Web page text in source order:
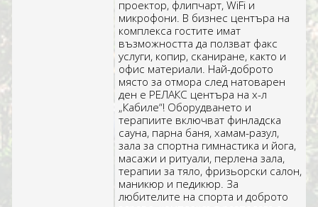
проектор, флипчарт, WiFi и
микрофони. В бизнес центъра на
комплекса гостите имат
възможността да ползват факс
услуги, копир, сканиране, както и
офис материали. Най-доброто
място за отмора след натоварен
ден е РЕЛАКС центъра на х-л
„Кабиле“! Оборудването и
терапиите включват финладска
сауна, парна баня, хамам-разул,
зала за спортна гимнастика и йога,
масажи и ритуали, перлена зала,
терапии за тяло, фризьорски салон,
маникюр и педикюр. За
любителите на спорта и доброто